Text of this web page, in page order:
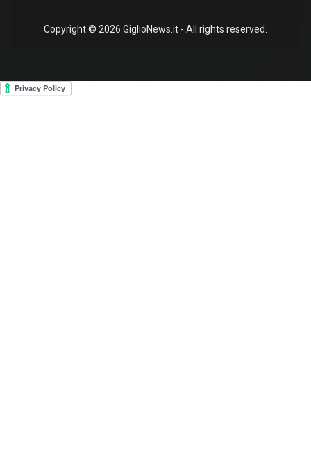
Copyright © 2026 GiglioNews.it - All rights reserved.